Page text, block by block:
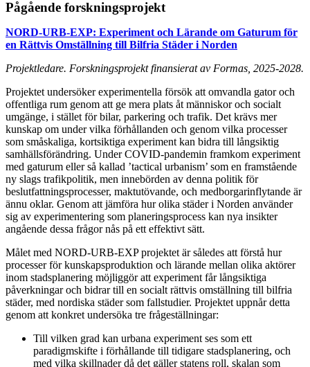
Pågående forskningsprojekt
NORD-URB-EXP: Experiment och Lärande om Gaturum för
en Rättvis Omställning till Bilfria Städer i Norden
Projektledare. Forskningsprojekt finansierat av Formas, 2025-2028.
Projektet undersöker experimentella försök att omvandla gator och
offentliga rum genom att ge mera plats åt människor och socialt
umgänge, i stället för bilar, parkering och trafik. Det krävs mer
kunskap om under vilka förhållanden och genom vilka processer
som småskaliga, kortsiktiga experiment kan bidra till långsiktig
samhällsförändring. Under COVID-pandemin framkom experiment
med gaturum eller så kallad ’tactical urbanism’ som en framstående
ny slags trafikpolitik, men innebörden av denna politik för
beslutfattningsprocesser, maktutövande, och medborgarinflytande är
ännu oklar. Genom att jämföra hur olika städer i Norden använder
sig av experimentering som planeringsprocess kan nya insikter
angående dessa frågor nås på ett effektivt sätt.
Målet med NORD-URB-EXP projektet är således att förstå hur
processer för kunskapsproduktion och lärande mellan olika aktörer
inom stadsplanering möjliggör att experiment får långsiktiga
påverkningar och bidrar till en socialt rättvis omställning till bilfria
städer, med nordiska städer som fallstudier. Projektet uppnår detta
genom att konkret undersöka tre frågeställningar:
Till vilken grad kan urbana experiment ses som ett
paradigmskifte i förhållande till tidigare stadsplanering, och
med vilka skillnader då det gäller statens roll, skalan som